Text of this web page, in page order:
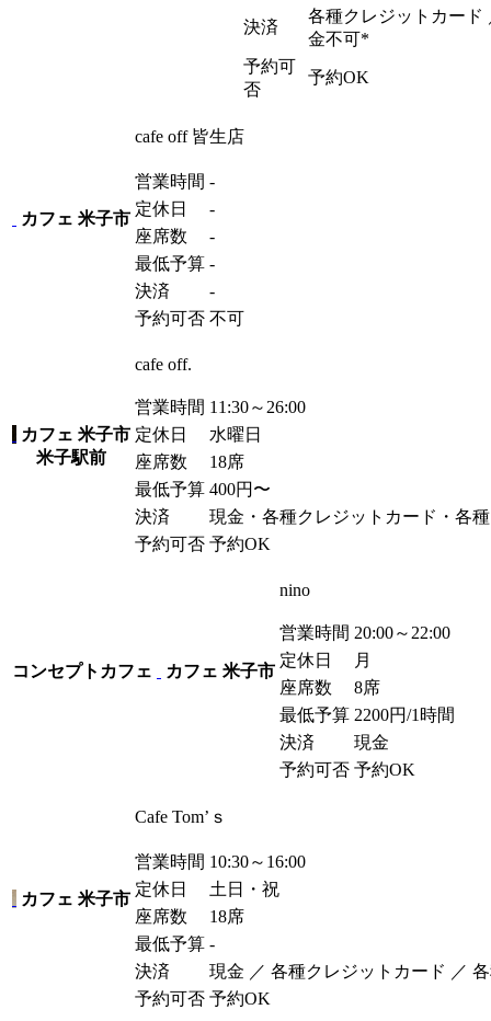
決済
各種クレジットカード
金不可*
予約可
否
予約OK
カフェ 米子市
cafe off 皆生店
営業時間 -
定休日
-
座席数
-
最低予算 -
決済
-
予約可否 不可
カフェ 米子市
米子駅前
cafe off.
営業時間 11:30～26:00
定休日
水曜日
座席数
18席
最低予算 400円 〜
決済
現金・各種クレジットカード・各
予約可否 予約OK
コンセプトカフェ カフェ 米子市
nino
営業時間 20:00～22:00
定休日
月
座席数
8席
最低予算 2200円/1時間
決済
現金
予約可否 予約OK
カフェ 米子市
Cafe Tom’ｓ
営業時間 10:30～16:00
定休日
土日・祝
座席数
18席
最低予算 -
決済
現金 ／ 各種クレジットカード ／
予約可否 予約OK